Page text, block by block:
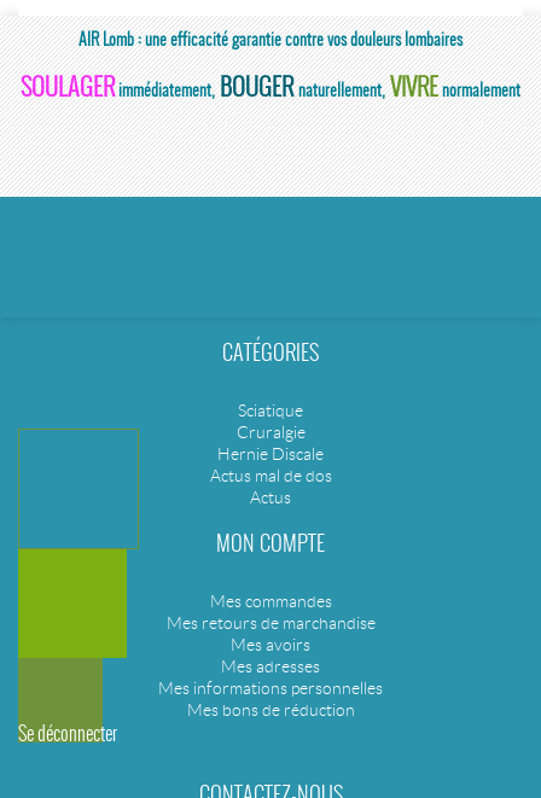
AIR Lomb : une efficacité garantie contre vos douleurs lombaires
SOULAGERimmédiatement,BOUGERnaturellement,VIVREnormalement
CATÉGORIES
Sciatique
Cruralgie
Hernie Discale
Actus mal de dos
Actus
MON COMPTE
Mes commandes
Mes retours de marchandise
Mes avoirs
Mes adresses
Mes informations personnelles
Mes bons de réduction
Se déconnecter